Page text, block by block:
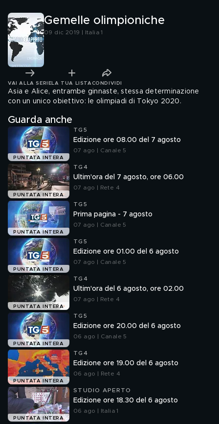
Gemelle olimpioniche
09 dic 2019 | Italia 1
VAI ALLA SERIE LA TUA LISTA CONDIVIDI
Asia e Alice, entrambe ginnaste, stessa determinazione
con un unico obiettivo: le olimpiadi di Tokyo 2020.
Guarda anche
PUNTATA INTERA
TG5
Edizione ore 08.00 del 7 agosto
07 ago | Canale 5
PUNTATA INTERA
TG4
Ultim'ora del 7 agosto, ore 06.00
07 ago | Rete 4
PUNTATA INTERA
TG5
Prima pagina - 7 agosto
07 ago | Canale 5
PUNTATA INTERA
TG5
Edizione ore 01.00 del 6 agosto
07 ago | Canale 5
PUNTATA INTERA
TG4
Ultim'ora del 6 agosto, ore 02.00
07 ago | Rete 4
PUNTATA INTERA
TG5
Edizione ore 20.00 del 6 agosto
06 ago | Canale 5
PUNTATA INTERA
TG4
Edizione ore 19.00 del 6 agosto
06 ago | Rete 4
PUNTATA INTERA
STUDIO APERTO
Edizione ore 18.30 del 6 agosto
06 ago | Italia 1